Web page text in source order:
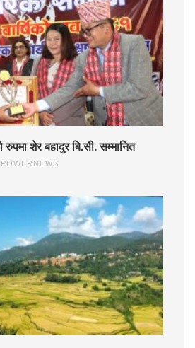
रुपमा शेर बहादुर बि.सी. सम्मानित
POWERNEWS